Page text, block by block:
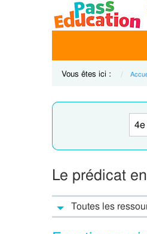
Vous êtes ici :
Le prédicat
Toutes les